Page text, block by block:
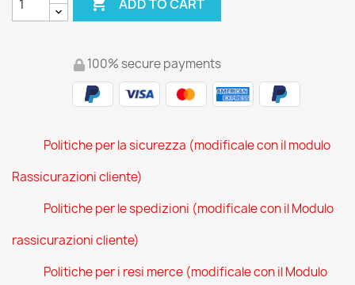
ADD TO CART
100% secure payments
Politiche per la sicurezza (modificale con il modulo
Rassicurazioni cliente)
Politiche per le spedizioni (modificale con il Modulo
rassicurazioni cliente)
Politiche per i resi merce (modificale con il Modulo